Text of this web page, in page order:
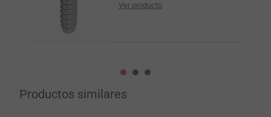
Ver producto
Productos similares